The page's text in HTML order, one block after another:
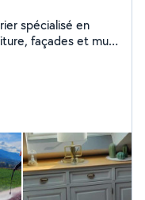
façades et mur
les infiltrations.
répondre à vos